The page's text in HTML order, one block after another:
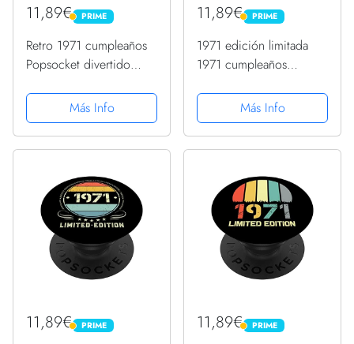
11,89€ PRIME
PRIME
Retro 1971 cumpleaños
Popsocket divertido
1971 PopSockets
PopGrip Intercambiable
Más Info
11,89€ PRIME
PRIME
1971 edición limitada
1971 cumpleaños
y mujeres PopSockets
PopGrip Intercambiable
Más Info
11,89€ PRIME
PRIME 11,89€ PRIME
PRIME